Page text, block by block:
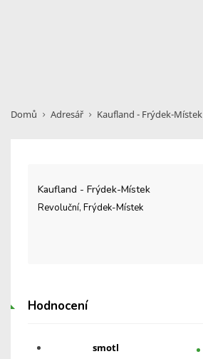
Domů Adresář Kaufland - Frýdek-Místek
Kaufland - Frýdek-Místek
Revoluční, Frýdek-Místek
Hodnocení
smotl